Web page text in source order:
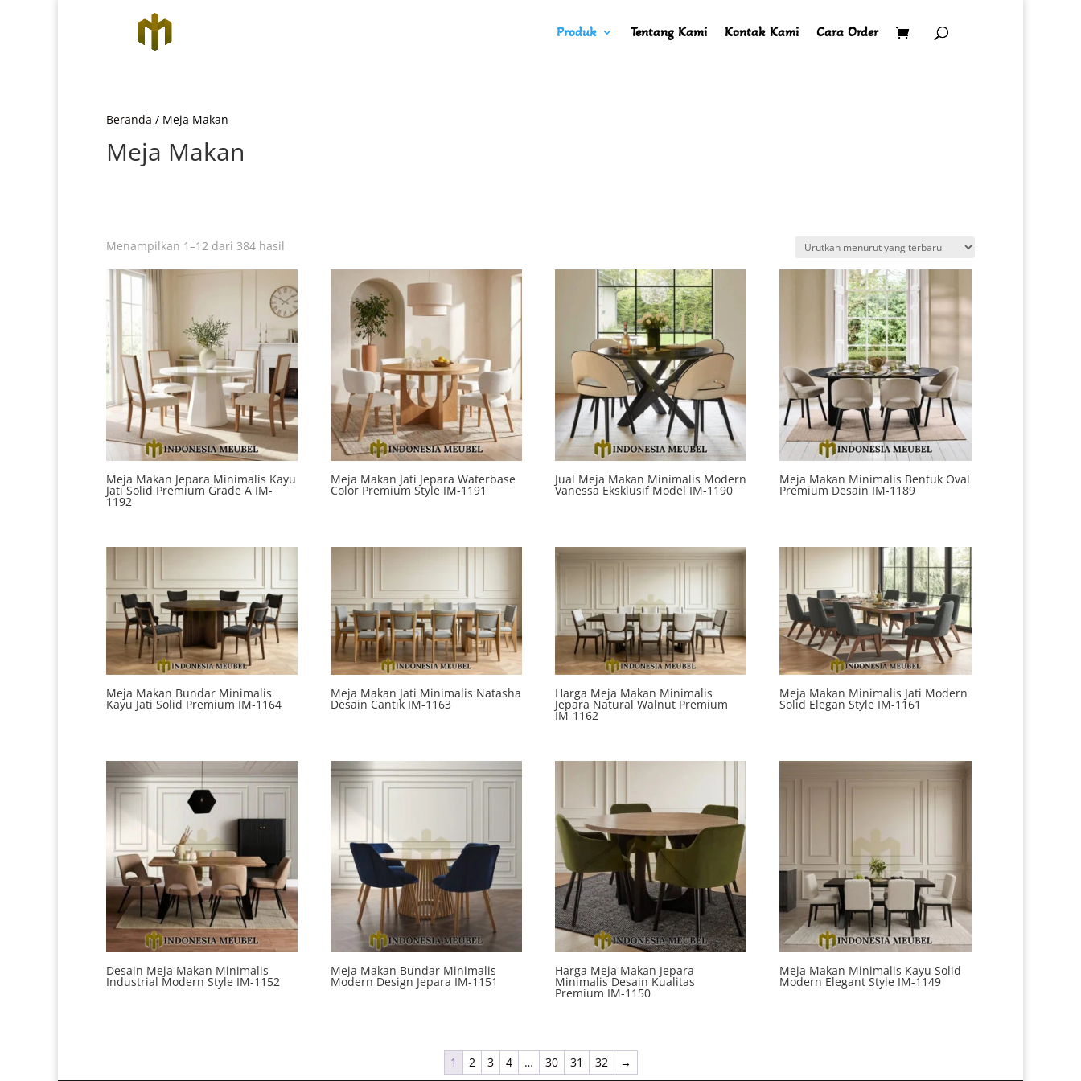
Produk Tentang Kami Kontak Kami Cara Order
Beranda / Meja Makan
Meja Makan
Menampilkan 1–12 dari 384 hasil
yang
terbaru
Meja Makan Jepara Minimalis Kayu
Jati Solid Premium Grade A IM-
1192
Meja Makan Jati Jepara Waterbase
Color Premium Style IM-1191
Jual Meja Makan Minimalis Modern
Vanessa Eksklusif Model IM-1190
Meja Makan Minimalis Bentuk Oval
Premium Desain IM-1189
Meja Makan Bundar Minimalis
Kayu Jati Solid Premium IM-1164
Meja Makan Jati Minimalis Natasha
Desain Cantik IM-1163
Harga Meja Makan Minimalis
Jepara Natural Walnut Premium
IM-1162
Meja Makan Minimalis Jati Modern
Solid Elegan Style IM-1161
Desain Meja Makan Minimalis
Industrial Modern Style IM-1152
Meja Makan Bundar Minimalis
Modern Design Jepara IM-1151
Harga Meja Makan Jepara
Minimalis Desain Kualitas
Premium IM-1150
Meja Makan Minimalis Kayu Solid
Modern Elegant Style IM-1149
1 2 3 4 … 30 31 32 →